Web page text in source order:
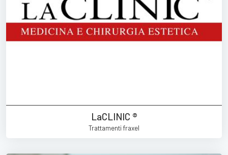
LaCLINIC ®
Trattamenti fraxel